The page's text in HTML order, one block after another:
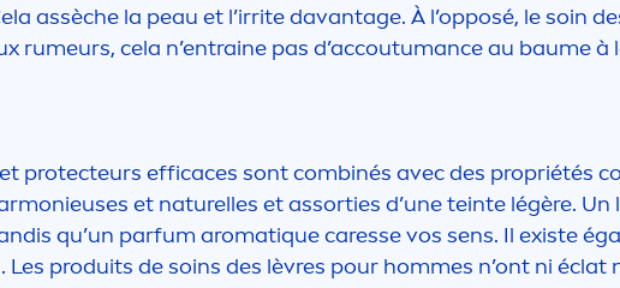
assèche la peau et l’irrite davantage. À l’opposé, le soin
rumeurs, cela n’entraine pas d’accoutumance au baume à
protecteurs efficaces sont combinés avec des propriétés
et naturelles et assorties d’une teinte légère. Un
qu’un parfum aromatiquecaresse vos sens. Il existe
Les produits de soins des lèvres pour hommes n’ont ni